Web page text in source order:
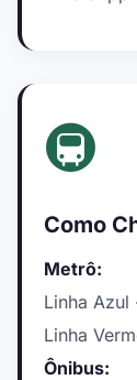
🚇
Como
Metrô:
Linha Azul
Linha
Ônibus: